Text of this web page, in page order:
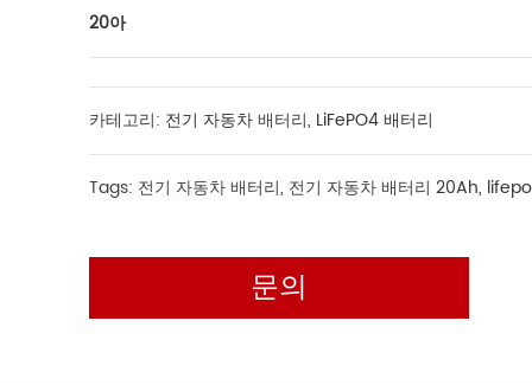
20아
카테고리: 전기 자동차배터리, LiFePO4 배터리
Tags: 전기 자동차 배터리, 전기 자동차 배터리 20Ah,
문의